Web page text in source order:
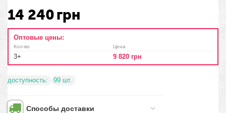
14 240грн
Оптовые цены:
Кол-во
3+
Цена
9 820 грн
доступность: 99 шт.
Способы доставки